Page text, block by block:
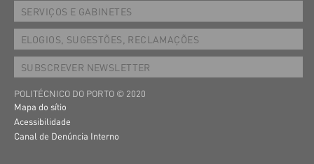
SERVIÇOS E GABINETES
ELOGIOS, SUGESTÕES, RECLAMAÇÕES
SUBSCREVER NEWSLETTER
POLITÉCNICO DO PORTO © 2020
Mapa do sítio
Acessibilidade
Canal de Denúncia Interno